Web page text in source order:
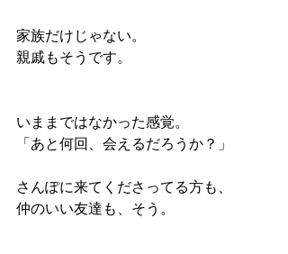
家族だけじゃない。
親戚もそうです。
いままではなかった感覚。
「あと何回、会えるだろうか？」
さんぽに来てくださってる方も、
仲のいい友達も、そう。